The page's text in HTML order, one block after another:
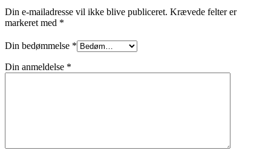
Din e-mailadresse vil ikke blive publiceret. Krævede felter er
markeret med *
Din bedømmelse *
Din anmeldelse *